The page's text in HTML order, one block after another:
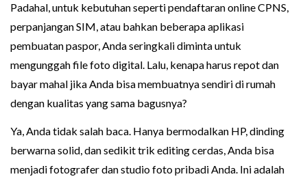
Padahal, untuk kebutuhan seperti pendaftaran online CPNS,
perpanjangan SIM, atau bahkan beberapa aplikasi
pembuatan paspor, Anda seringkali diminta untuk
mengunggah file foto digital. Lalu, kenapa harus repot dan
bayar mahal jika Anda bisa membuatnya sendiri di rumah
dengan kualitas yang sama bagusnya?
Ya, Anda tidak salah baca. Hanya bermodalkan HP, dinding
berwarna solid, dan sedikit trik editing cerdas, Anda bisa
menjadi fotografer dan studio foto pribadi Anda. Ini adalah